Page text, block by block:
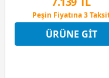
Peşin Fiyatına 3
12 Ay x 840 TL taksitle
Peşin Fiyatına 3 Taksit
ÜRÜNE GIT